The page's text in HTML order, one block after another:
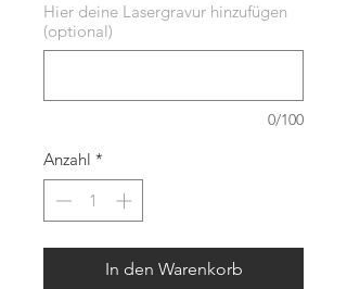
Hier deine Lasergravur hinzufügen
(optional)
0/100
Anzahl *
In den Warenkorb